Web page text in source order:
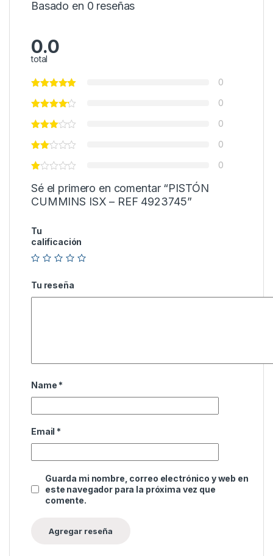
Basado en 0 reseñas
0.0
total
0
0
0
0
0
Sé el primero en comentar “PISTÓN
CUMMINS ISX – REF 4923745”
Tu
calificación
Tu reseña
Name *
Email *
Guarda mi nombre, correo electrónico y web en
este navegador para la próxima vez que
comente.